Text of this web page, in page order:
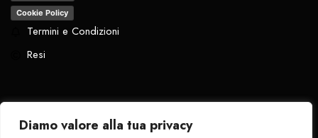
Diamo valore alla tua privacy
Cookie Policy
Termini e Condizioni
Resi